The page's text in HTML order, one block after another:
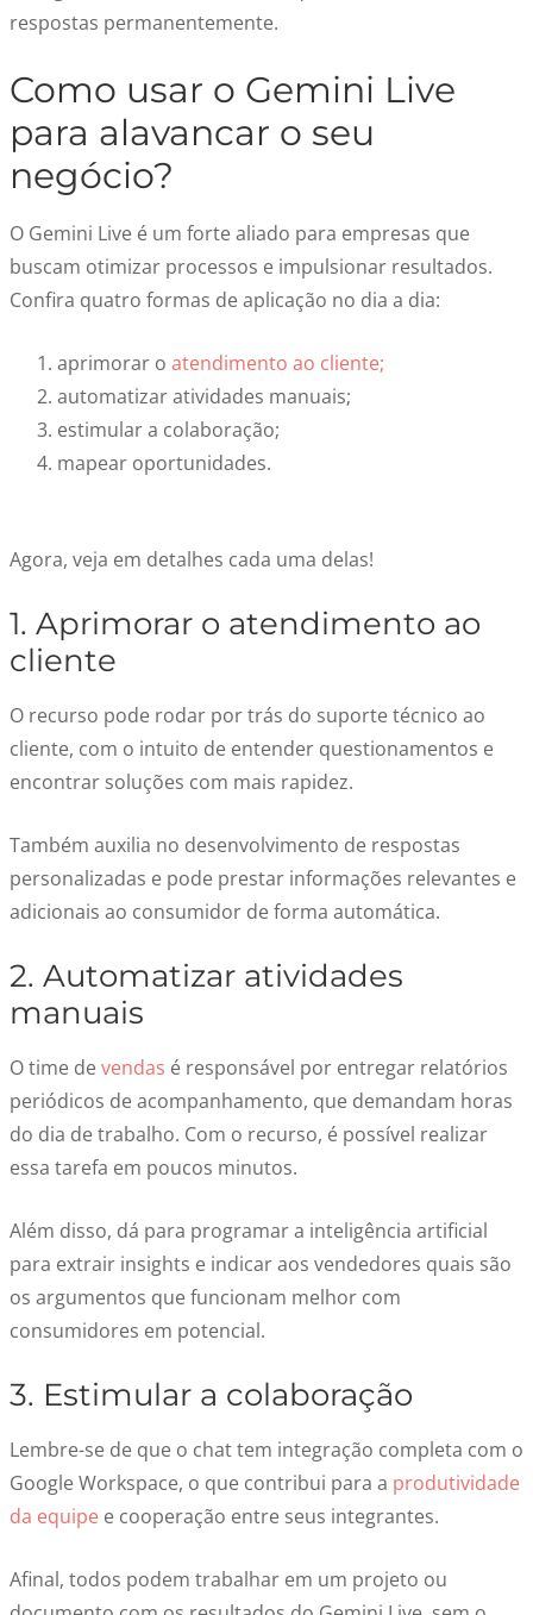
respostas permanentemente.
Como usar o Gemini Live
para alavancar o seu
negócio?
O Gemini Live é um forte aliado para empresas que
buscam otimizar processos e impulsionar resultados.
Confira quatro formas de aplicação no dia a dia:
aprimorar o atendimento ao cliente;
automatizar atividades manuais;
estimular a colaboração;
mapear oportunidades.
Agora, veja em detalhes cada uma delas!
1. Aprimorar o atendimento ao
cliente
O recurso pode rodar por trás do suporte técnico ao
cliente, com o intuito de entender questionamentos e
encontrar soluções com mais rapidez.
Também auxilia no desenvolvimento de respostas
personalizadas e pode prestar informações relevantes e
adicionais ao consumidor de forma automática.
2. Automatizar atividades
manuais
O time devendas é responsável por entregar relatórios
periódicos de acompanhamento, que demandam horas
do dia de trabalho. Com o recurso, é possível realizar
essa tarefa em poucos minutos.
Além disso, dá para programar a inteligência artificial
para extrair insights e indicaraos vendedores quais são
os argumentos que funcionam melhor com
consumidores em potencial.
3. Estimular a colaboração
Lembre-se de que o chat tem integração completa com o
Google Workspace, o que contribui para a produtividade
da equipe e cooperação entre seus integrantes.
Afinal, todos podem trabalhar em um projeto ou